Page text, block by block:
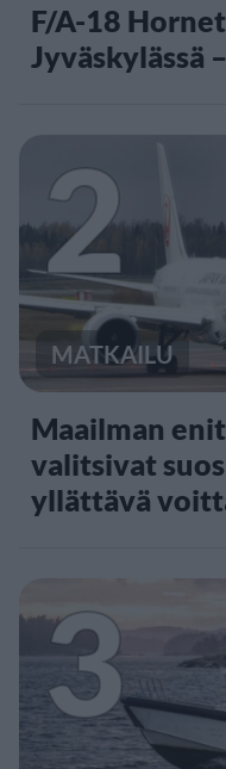
F/A-18
Jyväskylässä
2
MATKAILU
Maailman
valitsivat
yllättävä
3